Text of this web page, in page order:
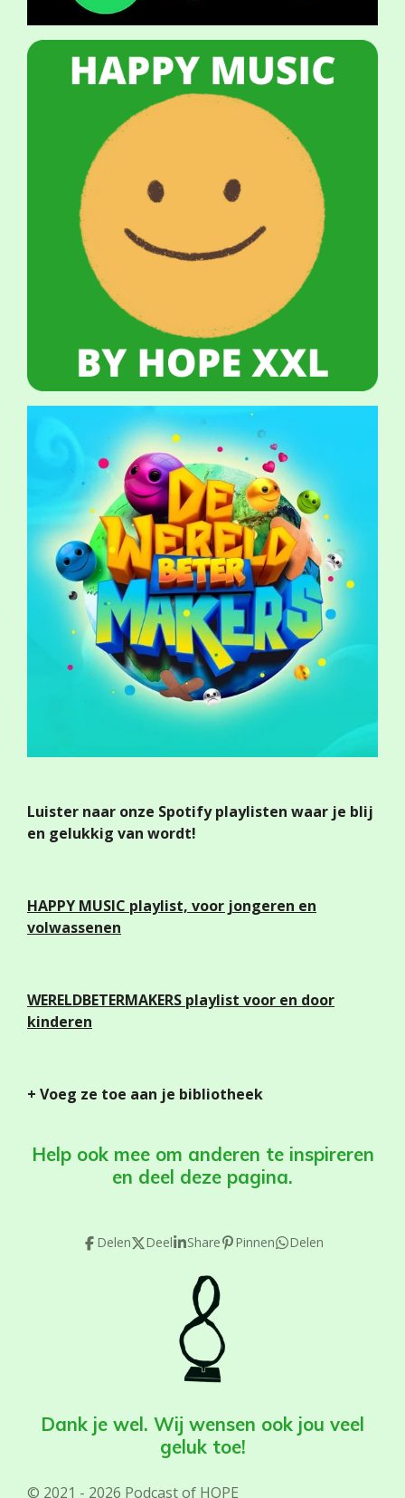
Luister naar onze Spotify playlisten waar je blij
en gelukkig van wordt!
HAPPY MUSIC playlist, voor jongeren en
volwassenen
WERELDBETERMAKERS playlist voor en door
kinderen
+ Voeg ze toe aan je bibliotheek
Help ook mee om anderen te inspireren
en deel deze pagina.
Delen Deel Share Pinnen Delen
Dank je wel. Wij wensen ook jou veel
geluk toe!
© 2021 - 2026 Podcast of HOPE